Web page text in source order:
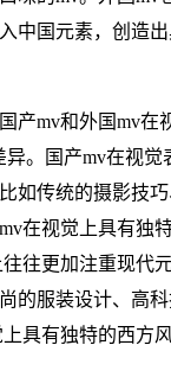
中国元素，创造
产mv和外国mv在
异。国产mv在视
如传统的摄影技
在视觉上具有独
往更加注重现代
的服装设计、高
具有独特的西方风